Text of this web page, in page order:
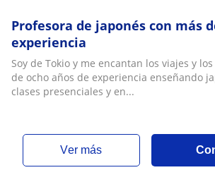
Profesora de japonés con más
experiencia
Soy de Tokio y me encantan los viajes y
de ocho años de experiencia enseñando
clases presenciales y en...
ver más